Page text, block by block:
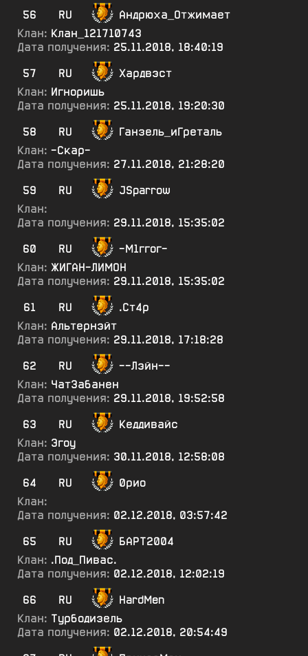
56
RU
Андрюха_Отжимает
Клан: Клан_121710743
Дата получения: 25.11.2018, 18:40:19
57
RU
Хардвэст
Клан: Игноришь
Дата получения: 25.11.2018, 19:20:30
58
RU
Ганзель_иГреталь
Клан: -Скар-
Дата получения: 27.11.2018, 21:28:20
59
RU
JSparrow
Клан:
Дата получения: 29.11.2018, 15:35:02
60
RU
-М1ггог-
Клан: ЖИГАН-ЛИМОН
Дата получения: 29.11.2018, 15:35:02
61
RU
.Ст4р
Клан: Альтернэйт
Дата получения: 29.11.2018, 17:18:28
62
RU
--Лэйн--
Клан: ЧатЗабанен
Дата получения: 29.11.2018, 19:52:58
63
RU
Кеддивайс
Клан: Эгоу
Дата получения: 30.11.2018, 12:58:08
64
RU
0рио
Клан:
Дата получения: 02.12.2018, 03:57:42
65
RU
БАРТ2004
Клан: .Под_Пивас.
Дата получения: 02.12.2018, 12:02:19
66
RU
HardMen
Клан: Турбодизель
Дата получения: 02.12.2018, 20:54:49